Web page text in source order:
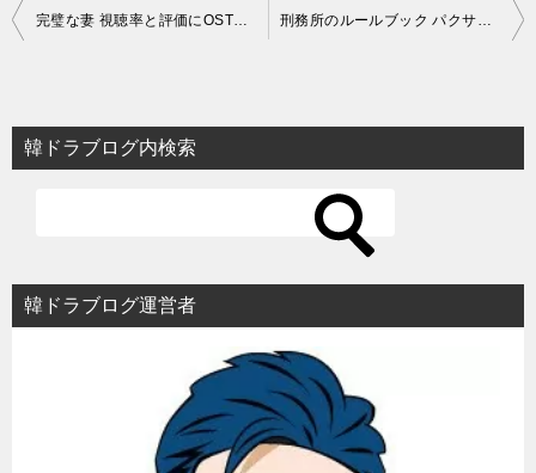
投
ビ
ゲ
ョ
ン
韓ドラブログ内検索
韓ドラブログ運営者